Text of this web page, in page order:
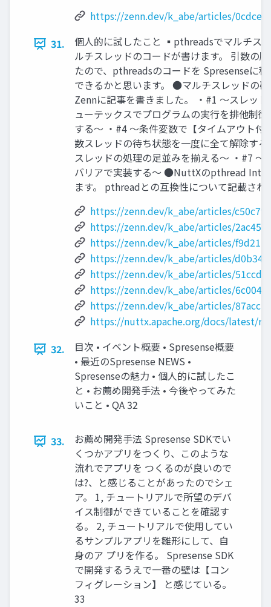
https://zenn.dev/k_abe/articles/
31.
個人的に試したこと ▪pthreadsでマルチス
ルチスレッドのコードが書けます。 引数の
たので、pthreadsのコードを Spresenseに
できるかと思います。 ●マルチスレッドの
Zennに記事を書きました。 ・#1 〜スレッ
ューテックスでプログラムの実行を排他制
する〜 ・#4 〜条件変数で【タイムアウト付
数スレッドの待ち状態を一度に全て解除す
スレッドの処理の足並みを揃える〜 ・#7 〜
バリアで実装する〜 ●NuttXのpthread
ます。 pthreadとの互換性について記載され
https://zenn.dev/k_abe/articles/
https://zenn.dev/k_abe/articles/
https://zenn.dev/k_abe/articles/
https://zenn.dev/k_abe/articles/
https://zenn.dev/k_abe/articles/
https://zenn.dev/k_abe/articles/
https://zenn.dev/k_abe/articles/
https://nuttx.apache.org/docs/latest/
32.
目次 • イベント概要 • Spresense概要
• 最近のSpresense NEWS •
Spresenseの魅力 • 個人的に試したこ
と • お薦め開発手法 • 今後やってみた
いこと • QA 32
33.
お薦め開発手法 Spresense SDKでい
くつかアプリをつくり、このような
流れでアプリを つくるのが良いので
は?、と感じることがあったのでシェ
ア。 1, チュートリアルで所望のデバ
イス制御ができていることを確認す
る。 2, チュートリアルで使用してい
るサンプルアプリを雛形にして、自
身のア プリを作る。 Spresense SDK
で開発するうえで一番の壁は【コン
フィグレーション】 と感じている。
33